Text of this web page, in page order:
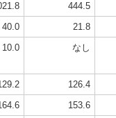
444.5
40.0 21.8
10.0 なし
126.4
153.6